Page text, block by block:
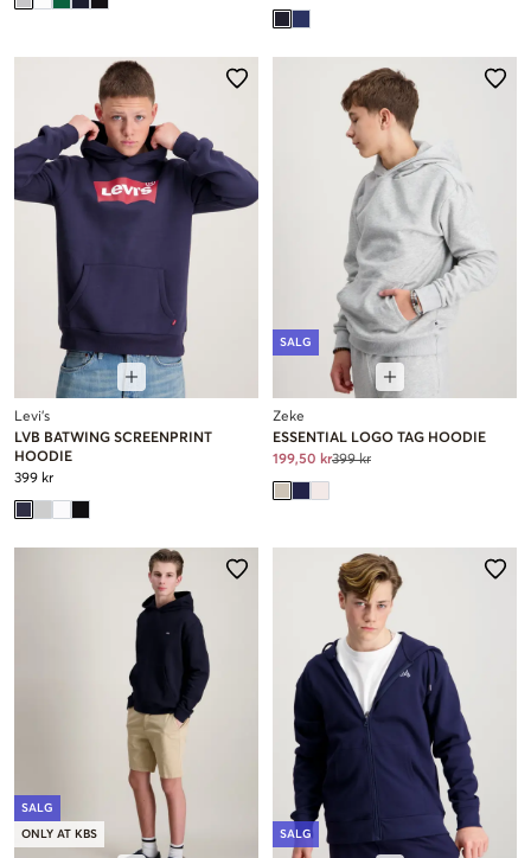
Levi's
LVB BATWING SCREENPRINT
HOODIE
399 kr
SALG
Zeke
ESSENTIAL LOGO TAG HOODIE
199,50 kr399 kr
SALG
ONLY AT KBS SALG